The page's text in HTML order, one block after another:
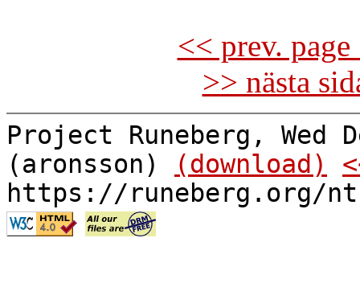
<< prev.
>> nästa
Project Runeberg, Wed
(aronsson)
(download)
https://runeberg.org/